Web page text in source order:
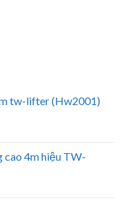
tw-lifter (Hw2001)
cao 4m hiệu TW-